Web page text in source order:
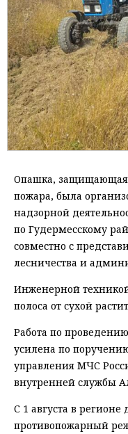
Опашка, защищающая
пожара, была
надзорной
по Гудермесскому
совместно с
лесничества и
Инженерной
полоса от сухой
Работа по
усилена по
управления МЧС
внутренней службы
С 1 августа в регионе
противопожарный